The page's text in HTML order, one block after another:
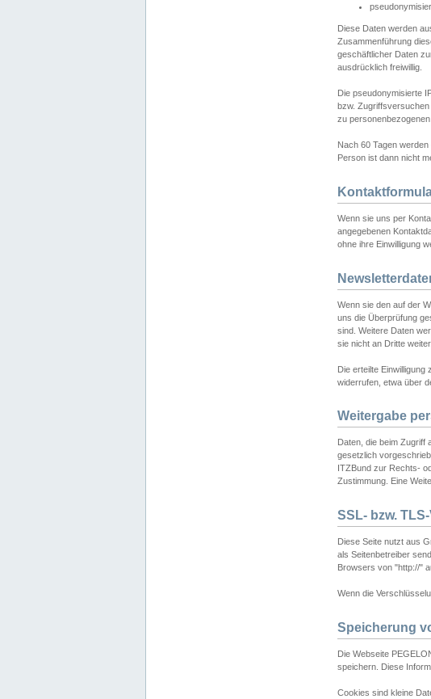
Diese Daten werden
Zusammenführung
geschäftlicher Daten
ausdrücklich freiwillig.
Die pseudonymisierte
bzw.
zu
Nach 60 Tagen
Person ist dann nicht
Wenn sie uns per
angegebenen
ohne ihre Einwilligung
Wenn sie den auf der
uns die Überprüfung
sind. Weitere Daten
sie nicht an Dritte weiter.
Die erteilte
widerrufen, etwa über
Weitergabe
Daten, die beim Zugriff
gesetzlich
ITZBund zur Rechts-
Zustimmung. Eine
SSL- bzw.
Diese Seite nutzt aus
als Seitenbetreiber
Browsers von "http://"
Wenn die
Speicherung
Die Webseite
speichern. Diese
Cookies sind kleine